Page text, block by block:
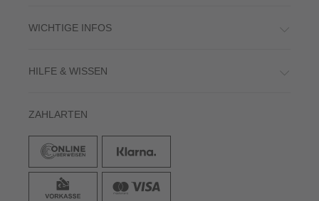
WICHTIGE INFOS
HILFE & WISSEN
ZAHLARTEN